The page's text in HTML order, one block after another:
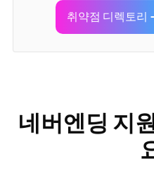
취약점 디렉토리
네버엔딩 지